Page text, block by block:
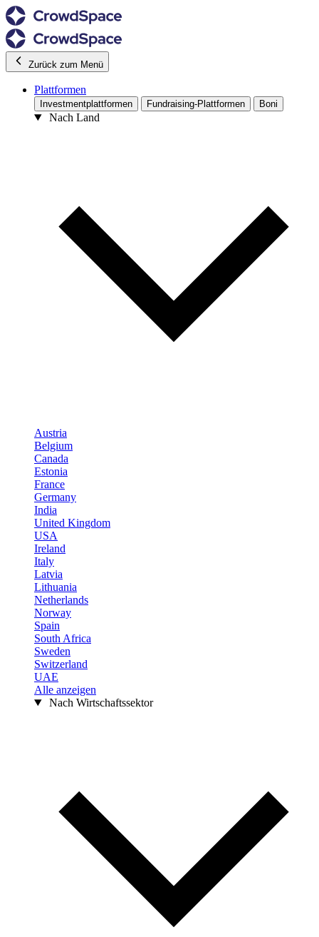
Zurück zum Menü
Plattformen
Investmentplattformen Fundraising-Plattformen Boni
Nach Land
Austria
Belgium
Canada
Estonia
France
Germany
India
United Kingdom
USA
Ireland
Italy
Latvia
Lithuania
Netherlands
Norway
Spain
South Africa
Sweden
Switzerland
UAE
Alle anzeigen
Nach Wirtschaftssektor